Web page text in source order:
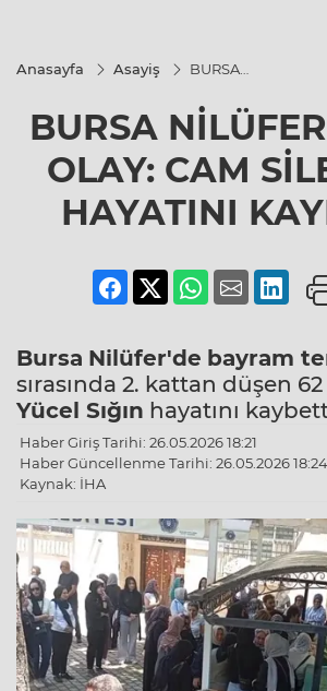
Anasayfa Asayiş
BURSA
ACI OLAY:
SİLERKEN
HAYATINI
KAYBETTİ
BURSA
OLAY: CAM
HAYATINI
Bursa Nilüfer'de bayram
sırasında 2. kattan düşen
Yücel Sığın hayatını
Haber Giriş Tarihi: 26.05.2026 18:21
Haber Güncellenme Tarihi: 26.05.2026 18:24
Kaynak: İHA